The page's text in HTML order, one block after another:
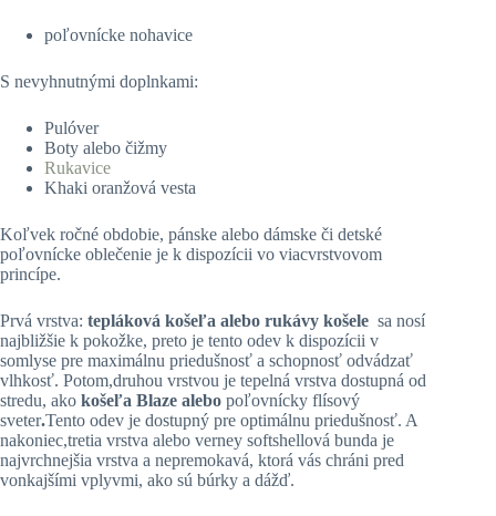
poľovnícke nohavice
S nevyhnutnými doplnkami:
Pulóver
Boty alebo čižmy
Rukavice
Khaki oranžová vesta
Koľvek ročné obdobie, pánske alebo dámske či detské
poľovnícke oblečenie je k dispozícii vo viacvrstvovom
princípe.
Prvá vrstva: tepláková košeľa alebo rukávy košele sa nosí
najbližšie k pokožke, preto je tento odev k dispozícii v
somlyse pre maximálnu priedušnosť a schopnosť odvádzať
vlhkosť. Potom,druhou vrstvou je tepelná vrstva dostupná od
stredu, ako košeľa Blaze alebo poľovnícky flísový
sveter.Tento odev je dostupný pre optimálnu priedušnosť. A
nakoniec,tretia vrstva alebo verney softshellová bunda je
najvrchnejšia vrstva a nepremokavá, ktorá vás chráni pred
vonkajšími vplyvmi, ako sú búrky a dážď.